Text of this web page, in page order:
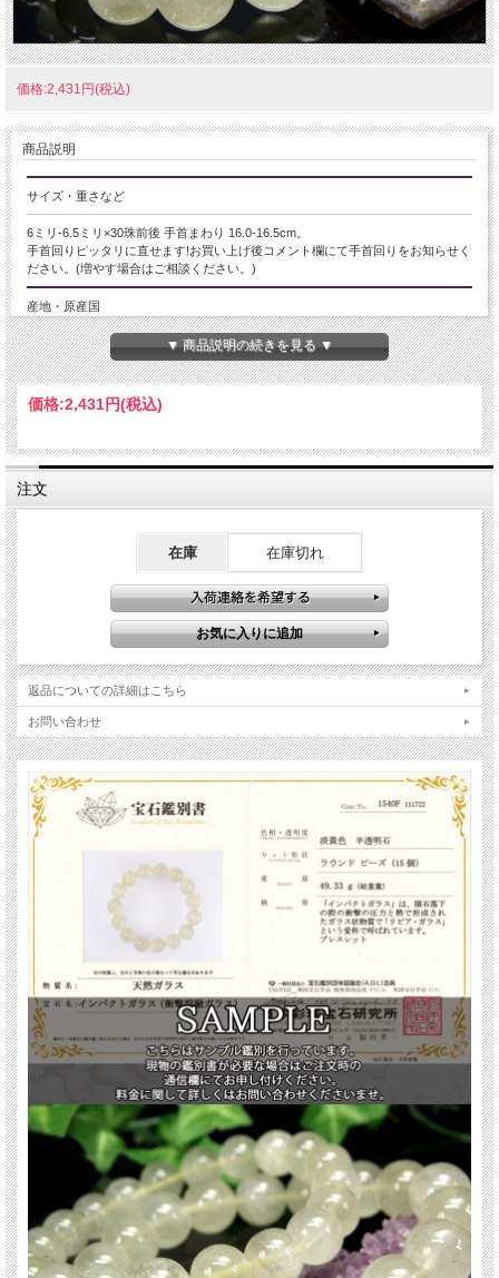
価格:2,431円(税込)
商品説明
サイズ・重さなど
6ミリ-6.5ミリ×30珠前後 手首まわり 16.0-16.5cm。
手首回りピッタリに直せます!お買い上げ後コメント欄にて手首回りをお知らせく
ださい。(増やす場合はご相談ください。)
産地・原産国
エジプトサハラ砂漠産
グレードなど
名称など
リビアングラス
近年、エジプト政府によるリビアングラスの採掘・持ち出し規制により、流通量
が年々減少しています。
今後は市場に出回る数がさらに限られると予測され、希少性・価値ともに高まっ
ていく石のひとつです。
こちらは、淡いイエローからクリームイエローの色合いが美しい、ナチュラルな
透明感を持つリビアングラスブレスレットです。
ガラス特有の艶やかな光沢と、内部に見られる自然由来の気泡や微細な内包物
が、奥行きのある表情を生み出しています。
リビアングラスは、リビア砂漠（サハラ砂漠東部）でのみ採取される非常に希少
な天然ガラスです。
隕石衝突時の超高温・高圧によって生成されたと考えられており、その神秘的な
起源はいまなお多くの謎に包まれています。
ツタンカーメン王の胸飾りに使用されたスカラベが、リビアングラス製であった
ことが判明し、世界的に注目を集めました。
古代エジプトでは「特別な力を持つ石」として、王族や神官に大切に扱われてい
たと伝えられています。
【意味合い・云われ・伝承等】
リビアングラスは、輪廻転生やカルマと深い関わりを持つ石とされています。
もし前世の行いが現世に影響を与えている場合、リビアングラスはそのカルマを
さらに、浄化するだけでなく、現世の魂を正しい道へと導いてくれると云われて
います。
ご注意事項
※商品の特性上、気泡穴により表面がざらつきや凹凸がある珠があります。ご理
解の上ご購入下さい。
※天然石ですので細かなカケや凹み、歪な部分やクラックなどがある場合があり
ます。
※出来る限り自然な色みになるよう撮影を心がけておりますが、お使いのディス
プレイ環境によって表示される色みに差が出る場合があります。ご了承下さい。
※ブレスレット、連商品は一連状態での仕入れとなっておりますので歪な珠が含
まれていることがあります。
※サイズは目安です。細かな誤差が出る場合があります。ビーズ石の製造上の仕
様ですのでご了承下さい。
関連キーワード
▼ 商品説明の続きを見る ▼
価格:2,431円(税込)
注文
在庫 在庫切れ
返品についての詳細はこちら
お問い合わせ